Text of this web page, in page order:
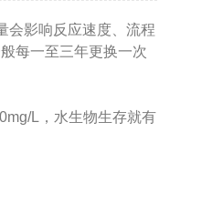
会影响反应速度、流程
每一至三年更换一次
L，水生物生存就有